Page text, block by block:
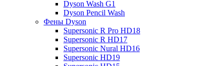
Dyson Wash G1
Dyson Pencil Wash
Фены Dyson
Supersonic R Pro HD18
Supersonic R HD17
Supersonic Nural HD16
Supersonic HD19